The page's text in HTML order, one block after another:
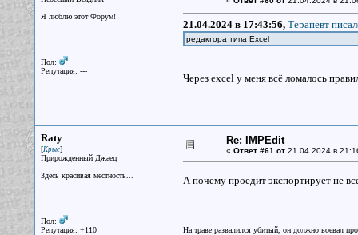
Я люблю этот Форум!
Пол:
Репутация: ---
21.04.2024 в 17:43:56, Терапевт
редактора типа Excel
Через excel у меня всё ломалось
Raty
[Крыс]
Прирожденный Джаец
Здесь красивая местность...
Пол:
Репутация: +110
Re: IMPEdit
« Ответ #61 от21.04.2024 в
А почему проедит экспортирует не
На траве развалился убитый, он должно воевал